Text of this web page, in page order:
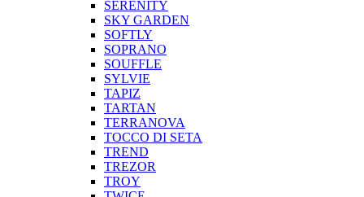
SERENITY
SKY GARDEN
SOFTLY
SOPRANO
SOUFFLE
SYLVIE
TAPIZ
TARTAN
TERRANOVA
TOCCO DI SETA
TREND
TREZOR
TROY